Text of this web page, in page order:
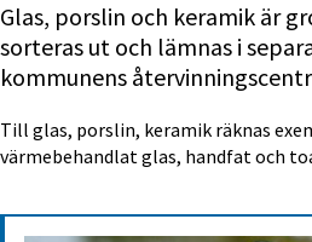
Glas, porslin och keramik är
sorteras ut och lämnas i
kommunens
Till glas, porslin, keramik räknas
värmebehandlat glas, handfat och